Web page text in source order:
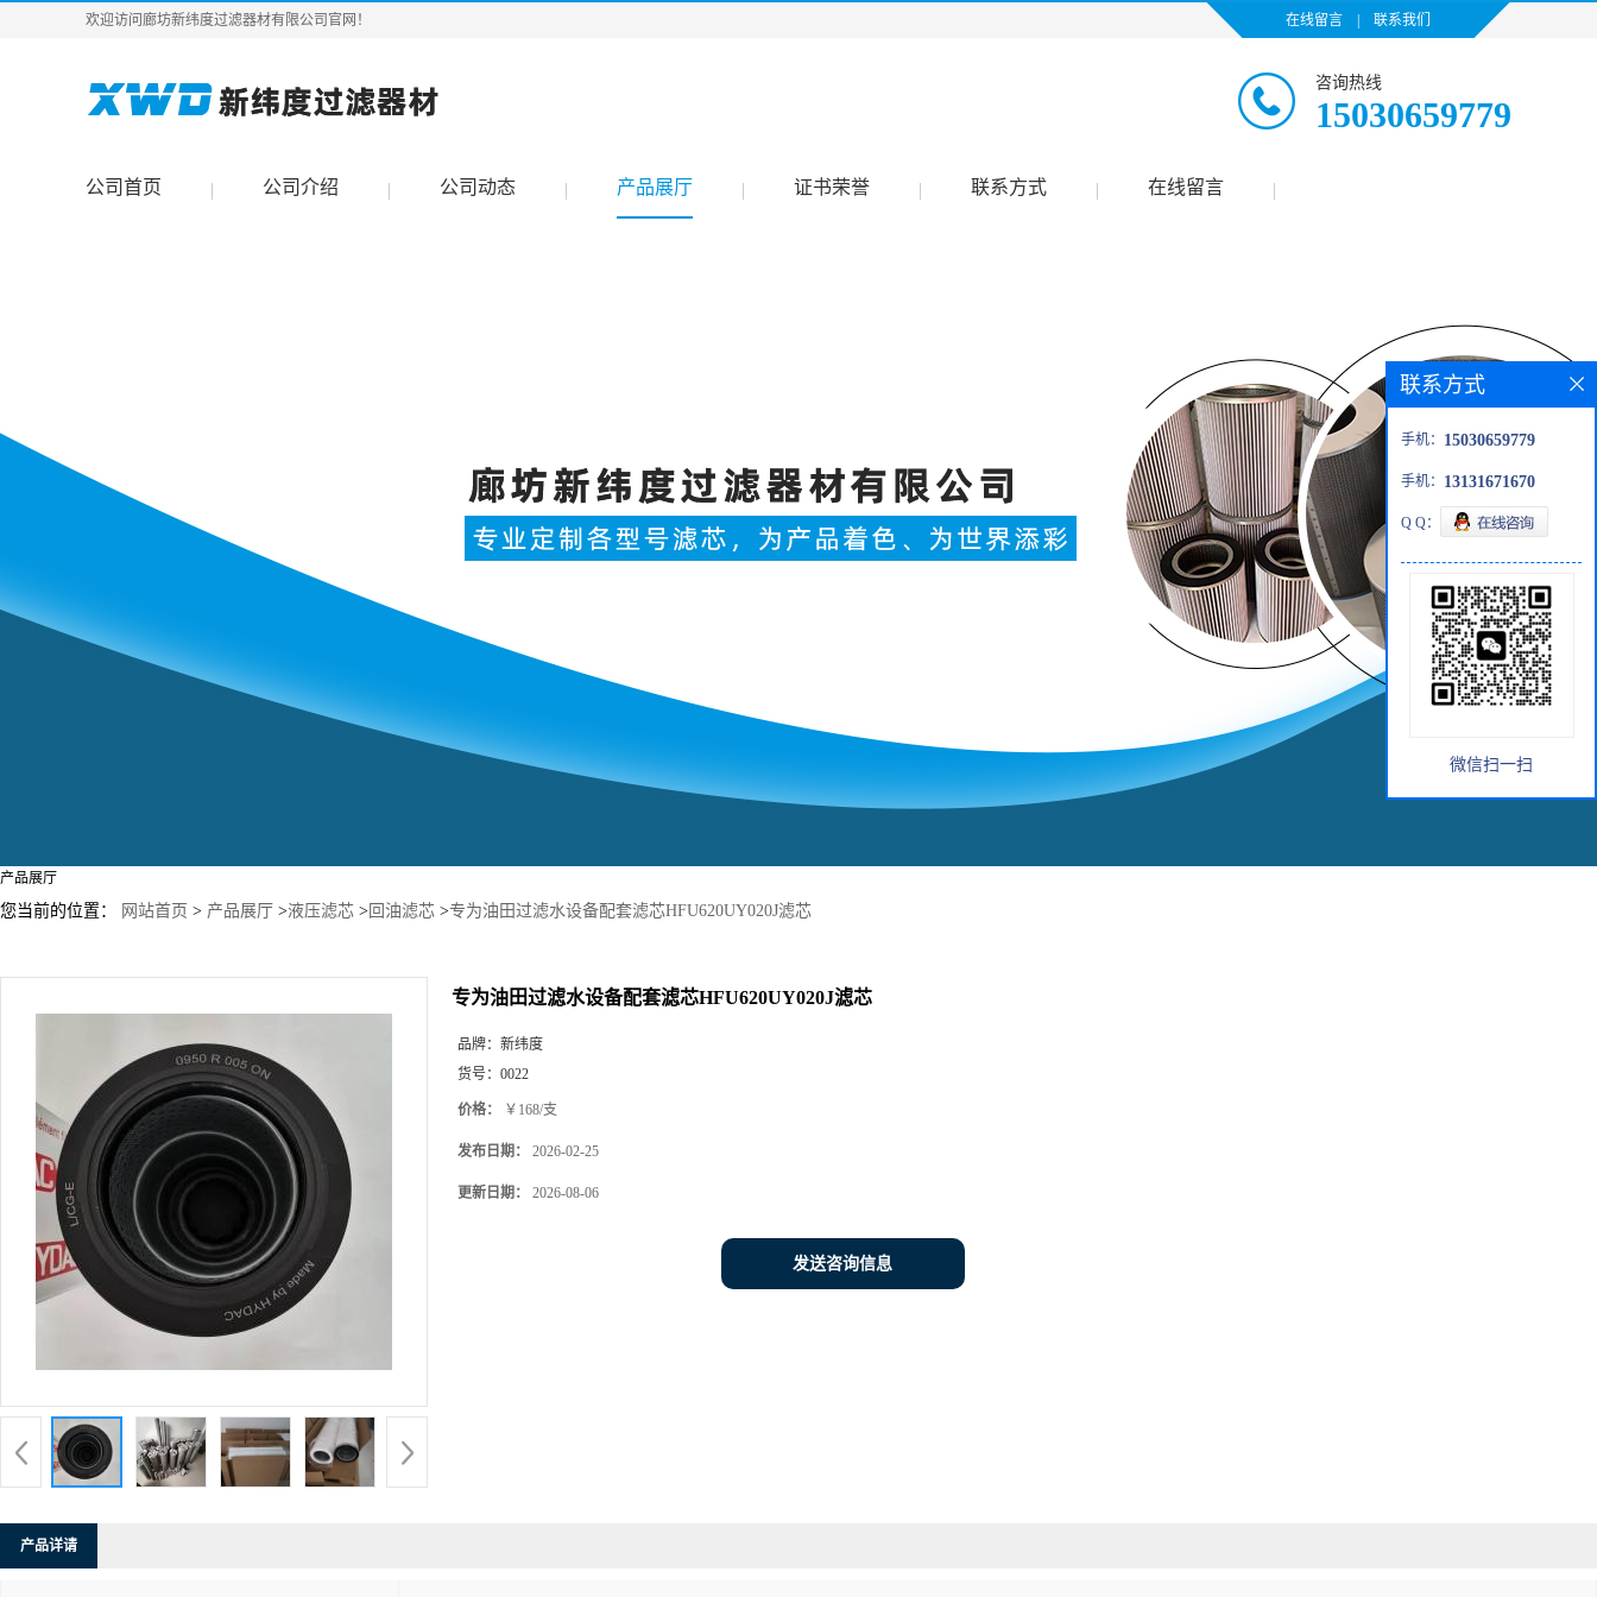
欢迎访问廊坊新纬度过滤器材有限公司官网！ 在线留言 联系我们
咨询热线
15030659779
公司首页 公司介绍 公司动态 产品展厅 证书荣誉 联系方式 在线留言
产品展厅
您当前的位置： 网站首页 > 产品展厅 >液压滤芯 > 回油滤芯 >专为油田过滤水设备配套滤芯HFU620UY020J滤芯
专为油田过滤水设备配套滤芯HFU620UY020J滤芯
品牌： 新纬度
货号： 0022
价格： ￥168/支
发布日期： 2026-02-25
更新日期： 2026-08-06
发送咨询信息
产品详请
联系方式
手机： 15030659779
手机： 13131671670
Q Q：
微信扫一扫